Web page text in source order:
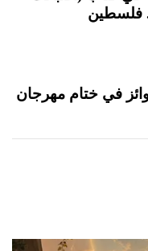
فلسطين
في ختام مهرجان